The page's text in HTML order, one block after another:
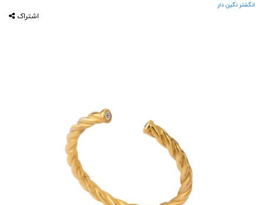
انگشتر نگین دار
اشتراک